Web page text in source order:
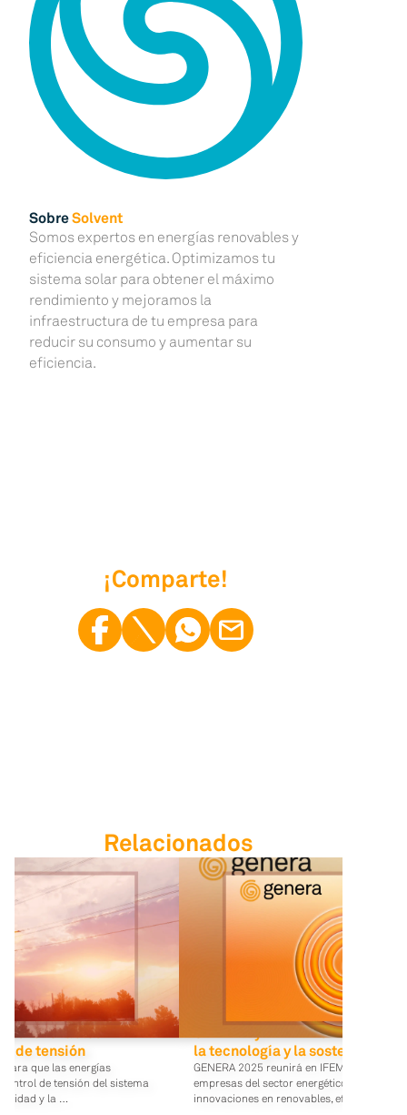
SobreSolvent
Somos expertos en energías renovables y
eficiencia energética. Optimizamos tu
sistema solar para obtener el máximo
rendimiento y mejoramos la
infraestructura de tu empresa para
reducir su consumo y aumentar su
eficiencia.
¡Comparte!
¡Comp
arte!
Faceb
¡Comp
arte!
Twitte
¡Comp
arte!
Whats
mail
¡Comp
arte!
Email
Relacionados
las renovables
de tensión
para que las energías
de tensión del sistema
y la …
GENERA y MATALEC 2025:
la tecnología y la
GENERA 2025 reunirá en IFEMA Madrid a
empresas del sector energético para
innovaciones en renovables, eficiencia y …